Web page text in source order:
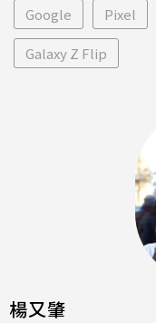
Google Pixel
Galaxy Z Flip
楊又肇